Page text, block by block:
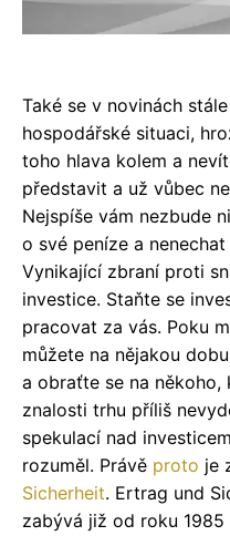
Také se v novinách
hospodářské situaci,
toho hlava kolem a
představit a už vůbec
Nejspíše vám nezbude
o své peníze a
Vynikající zbraní proti
investice. Staňte se
pracovat za vás. Poku
můžete na nějakou
a obraťte se na
znalosti trhu příliš
spekulací nad
rozuměl. Právě proto je
Sicherheit. Ertrag und
zabývá již od roku